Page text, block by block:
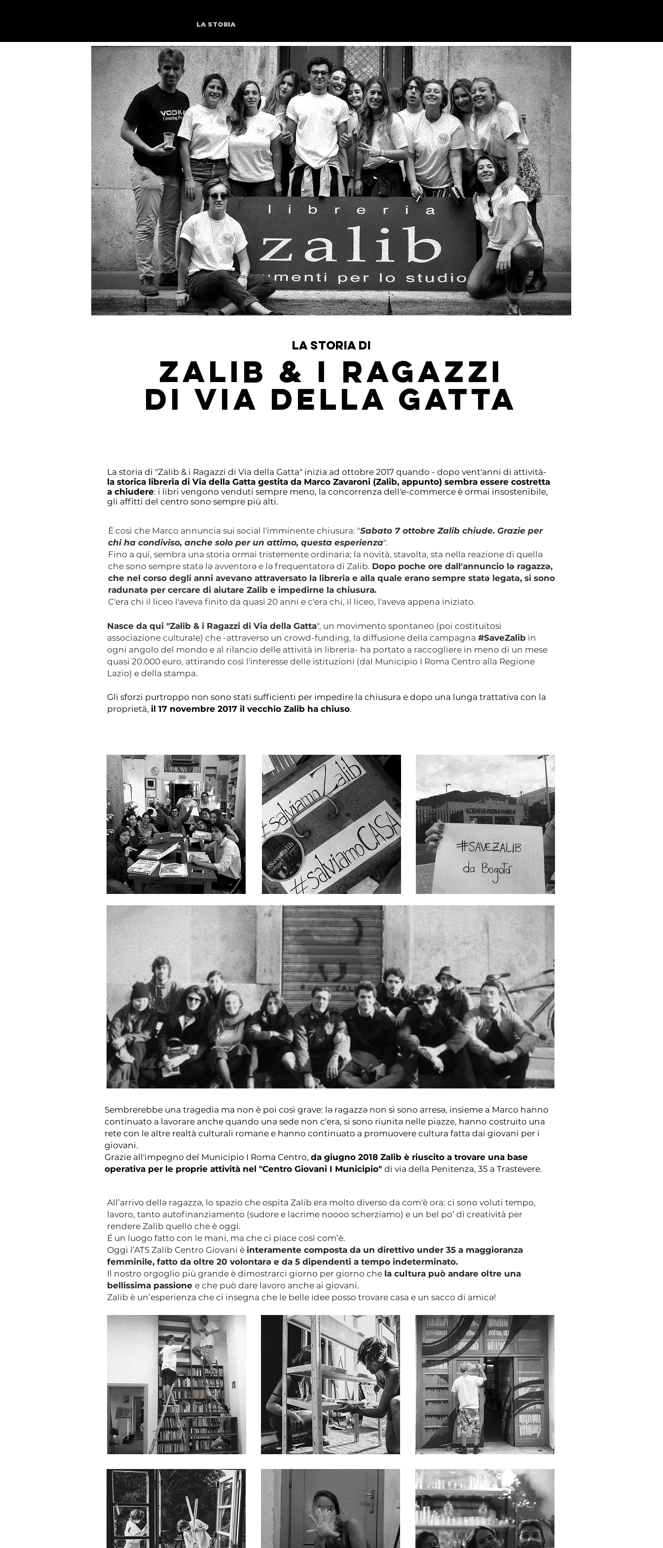
LA STORIA
di VIA DELLA GATTA
LA STORIA DI
ZALIB & i RAGAZZi
La storia di "Zalib & i Ragazzi di Via della Gatta" inizia ad ottobre 2017 quando - dopo vent'anni di attività-
la storica libreria di Via della Gatta gestita da Marco Zavaroni (Zalib, appunto) sembra essere costretta
a chiudere: i libri vengono venduti sempre meno, la concorrenza dell'e-commerce è ormai insostenibile,
gli affitti del centro sono sempre più alti.
È così che Marco annuncia sui social l'imminente chiusura: "Sabato 7 ottobre Zalib chiude. Grazie per
chi ha condiviso, anche solo per un attimo, questa esperienza".
Fino a qui, sembra una storia ormai tristemente ordinaria; la novità, stavolta, sta nella reazione di quellə
che sono sempre statə lə avventorə e lə frequentatorə di Zalib. Dopo poche ore dall'annuncio lə ragazzə,
che nel corso degli anni avevano attraversato la libreria e alla quale erano sempre statə legatə, si sono
radunatə per cercare di aiutare Zalib e impedirne la chiusura.
C'era chi il liceo l'aveva finito da quasi 20 anni e c'era chi, il liceo, l'aveva appena iniziato.
Nasce da qui "Zalib & i Ragazzi di Via della Gatta", un movimento spontaneo (poi costituitosi
associazione culturale) che -attraverso un crowd-funding, la diffusione della campagna #SaveZalib in
ogni angolo del mondo e al rilancio delle attività in libreria- ha portato a raccogliere in meno di un mese
quasi 20.000 euro, attirando così l'interesse delle istituzioni (dal Municipio I Roma Centro alla Regione
Lazio) e della stampa.
Gli sforzi purtroppo non sono stati sufficienti per impedire la chiusura e dopo una lunga trattativa con la
proprietà, il 17 novembre 2017 il vecchio Zalib ha chiuso.
Sembrerebbe una tragedia ma non è poi così grave: lə ragazzə non si sono arresə, insieme a Marco hanno
continuato a lavorare anche quando una sede non c'era, si sono riunitə nelle piazze, hanno costruito una
rete con le altre realtà culturali romane e hanno continuato a promuovere cultura fatta dai giovani per i
giovani.
Grazie all'impegno del Municipio I Roma Centro, da giugno 2018 Zalib è riuscito a trovare una base
operativa per le proprie attività nel "Centro Giovani I Municipio" di via della Penitenza, 35 a Trastevere.
All’arrivo dellə ragazzə, lo spazio che ospita Zalib era molto diverso da com'è ora: ci sono voluti tempo,
lavoro, tanto autofinanziamento (sudore e lacrime noooo scherziamo) e un bel po’ di creatività per
rendere Zalib quello che è oggi.
É un luogo fatto con le mani, ma che ci piace così com’è.
Oggi l’ATS Zalib Centro Giovani è interamente composta da un direttivo under 35 a maggioranza
femminile, fatto da oltre 20 volontarə e da 5 dipendenti a tempo indeterminato.
Il nostro orgoglio più grande è dimostrarci giorno per giorno che la cultura può andare oltre una
bellissima passione e che può dare lavoro anche ai giovani.
Zalib è un’esperienza che ci insegna che le belle idee posso trovare casa e un sacco di amicə!